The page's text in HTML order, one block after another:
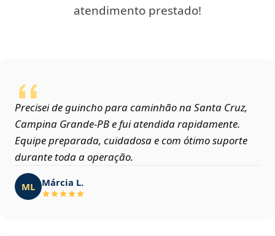
atendimento prestado!
Precisei de guincho para caminhão na Santa Cruz,
Campina Grande‑PB e fui atendida rapidamente.
Equipe preparada, cuidadosa e com ótimo suporte
durante toda a operação.
ML Márcia L.